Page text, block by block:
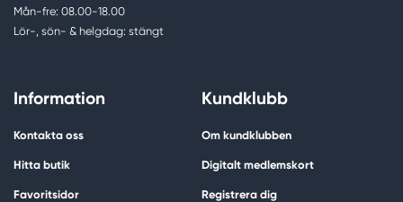
Mån-fre: 08.00-18.00
Lör-, sön- & helgdag: stängt
Information
Kontakta oss
Hitta butik
Favoritsidor
Kundklubb
Om kundklubben
Digitalt medlemskort
Registrera dig